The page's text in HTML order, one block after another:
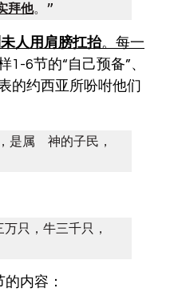
拜他。”
人用肩膀扛抬。每一
1-6节的“自己预备”、
的约西亚所吩咐他们
是属　神的子民，
只，牛三千只，
内容：